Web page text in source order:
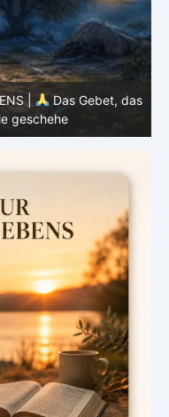
|
Das Gebet, das
geschehe